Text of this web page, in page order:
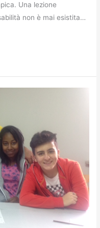
Una lezione
non è mai esistita…